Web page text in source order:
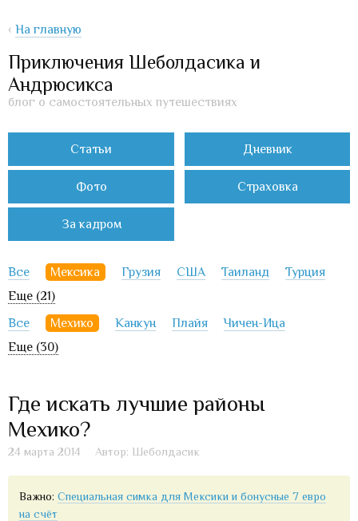
‹ На главную
Приключения Шеболдасика и
Андрюсикса
блог о самостоятельных путешествиях
Статьи Дневник
Фото Страховка
За кадром
Все Мексика Грузия США Таиланд
Турция
Еще (21)
Все
Мехико Канкун Плайя
Чичен-Ица
Еще (30)
Где искать лучшие районы
Мехико?
24 марта 2014 Автор: Шеболдасик
Важно:Специальная симка для Мексики и бонусные 7 евро
на счёт